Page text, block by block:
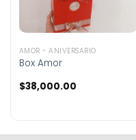
AMOR - ANIVERSARIO
Box Amor
$38,000.00